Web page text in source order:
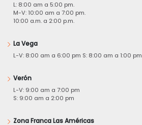
L: 8:00 am a 5:00 pm.
M-V: 10:00 am a 7:00 pm.
10:00 a.m. a 2:00 p.m.
La Vega
L-V: 8:00 am a 6:00 pm S: 8:00 am a 1:00 pm
Verón
L-V: 9:00 am a 7:00 pm
S: 9:00 am a 2:00 pm
Zona Franca Las Américas